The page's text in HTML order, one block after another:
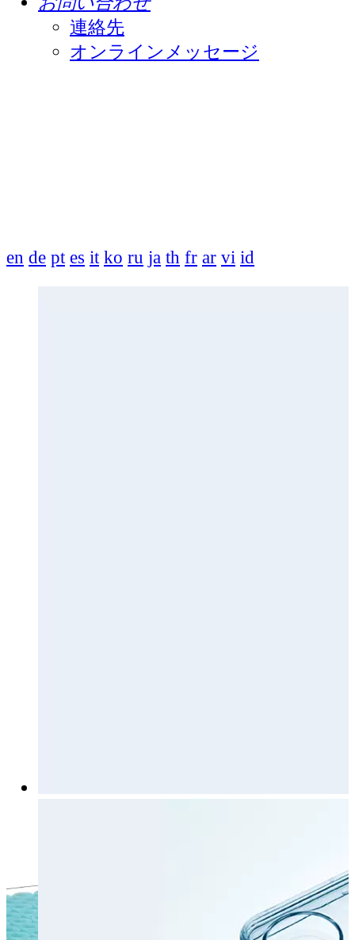
連絡先
オンラインメッセージ
en de pt es it ko ru ja th fr ar vi id